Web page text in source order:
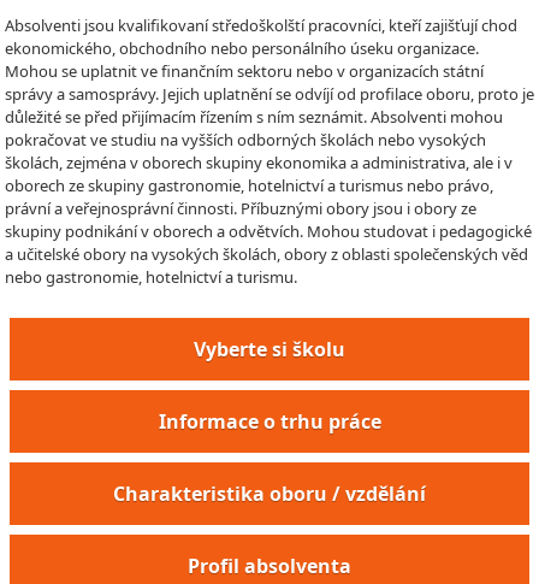
Absolventi jsou kvalifikovaní středoškolští pracovníci, kteří zajišťují chod
ekonomického, obchodního nebo personálního úseku organizace.
Mohou se uplatnit ve finančním sektoru nebo v organizacích státní
správy a samosprávy. Jejich uplatnění se odvíjí od profilace oboru, proto je
důležité se před přijímacím řízením s ním seznámit. Absolventi mohou
pokračovat ve studiu na vyšších odborných školách nebo vysokých
školách, zejména v oborech skupiny ekonomika a administrativa, ale i v
oborech ze skupiny gastronomie, hotelnictví a turismus nebo právo,
právní a veřejnosprávní činnosti. Příbuznými obory jsou i obory ze
skupiny podnikání v oborech a odvětvích. Mohou studovat i pedagogické
a učitelské obory na vysokých školách, obory z oblasti společenských věd
nebo gastronomie, hotelnictví a turismu.
Vyberte si školu
Informace o trhu práce
Charakteristika oboru / vzdělání
Profil absolventa